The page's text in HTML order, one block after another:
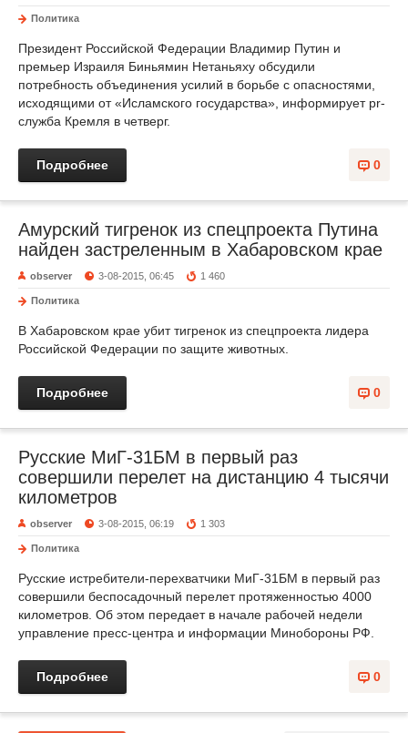
Политика
Президент Российской Федерации Владимир Путин и
премьер Израиля Биньямин Нетаньяху обсудили
потребность объединения усилий в борьбе с опасностями,
исходящими от «Исламского государства», информирует pr-
служба Кремля в четверг.
0
Подробнее
Амурский тигренок из спецпроекта Путина
найден застреленным в Хабаровском крае
observer 3-08-2015, 06:45 1 460
Политика
В Хабаровском крае убит тигренок из спецпроекта лидера
Российской Федерации по защите животных.
0
Подробнее
Русские МиГ-31БМ в первый раз
совершили перелет на дистанцию 4 тысячи
километров
observer 3-08-2015, 06:19 1 303
Политика
Русские истребители-перехватчики МиГ-31БМ в первый раз
совершили беспосадочный перелет протяженностью 4000
километров. Об этом передает в начале рабочей недели
управление пресс-центра и информации Минобороны РФ.
0
Подробнее